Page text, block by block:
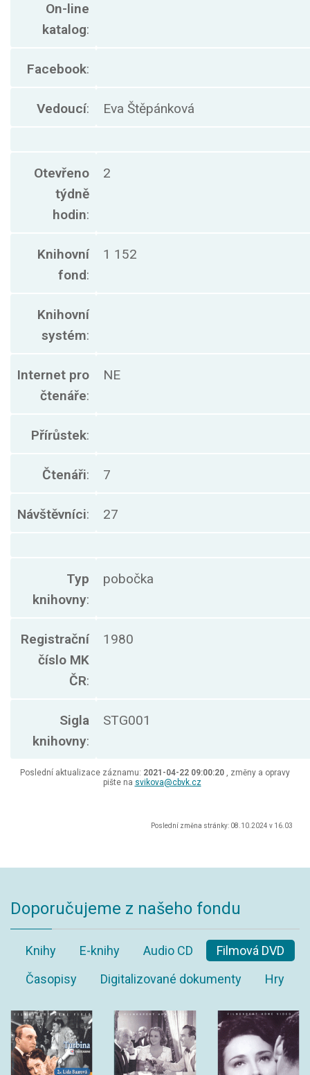
On-line
katalog:
Facebook:
Vedoucí: Eva Štěpánková
Otevřeno
týdně
hodin:
2
Knihovní
fond:
1 152
Knihovní
systém:
Internet pro
čtenáře:
NE
Přírůstek:
Čtenáři: 7
Návštěvníci: 27
Typ
knihovny:
pobočka
Registrační
číslo MK
ČR:
1980
Sigla
knihovny:
STG001
Poslední aktualizace záznamu: 2021-04-22 09:00:20 , změny a opravy
pište na svikova@cbvk.cz
Poslední změna stránky: 08.10.2024 v 16.03
Doporučujeme z našeho fondu
Knihy E-knihy Audio CD
Filmová DVD
Časopisy
Digitalizované dokumenty Hry